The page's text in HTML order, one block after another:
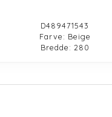
D489471543
Farve: Beige
Bredde: 280